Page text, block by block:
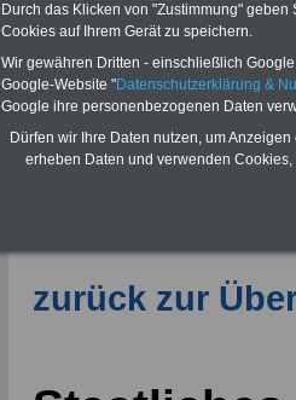
Vergleichen und sparen:
Bausparen schon ab 16 Jahren
Krankenzusatzversicherung-
Online-Vergleich Gesetzliche
Krankenkassen-
Zahnzusatzversicherung
Vorteile der Privaten
Krankenversicherung
zurück zur
Durch das Klicken von "Zustimmung"
Cookies auf Ihrem Gerät zu speichern.
Wir gewähren Dritten - einschließlich
Google-Website "Datenschutzerklärung &
Google ihre personenbezogenen Daten
Dürfen wir Ihre Daten nutzen, um
erheben Daten und verwenden